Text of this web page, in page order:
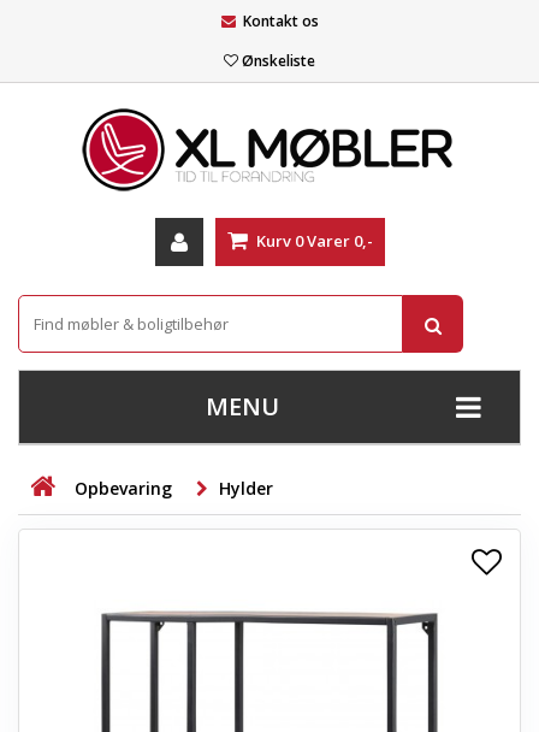
Kontakt os
Ønskeliste
Kurv 0Varer 0,-
MENU
+
STUE
+
SOVEVÆRELSE
Opbevaring Hylder